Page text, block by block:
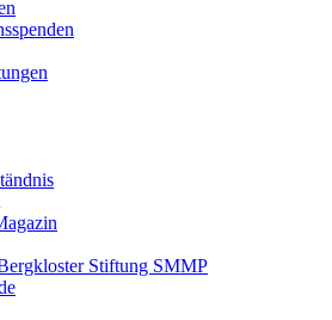
Stiftung SMMP